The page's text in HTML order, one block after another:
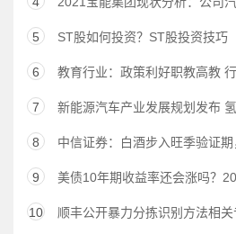
5 ST股如何投资？ST股投资技巧
6 教育行业：政策利好职教高教
7 新能源汽车产业发展规划发布
8 中信证券：白酒步入旺季验证
9 美债10年期收益率还会涨吗？
10 顺丰公开暴力分拣识别方法相关